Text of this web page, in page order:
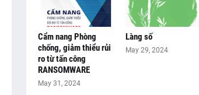
Cẩm nang Phòng
chống, giảm thiểu rủi
ro từ tấn công
RANSOMWARE
May 31, 2024
Làng số
May 29, 2024